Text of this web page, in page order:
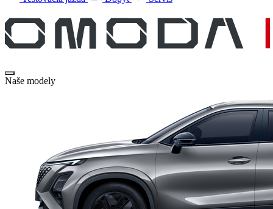
Naše modely